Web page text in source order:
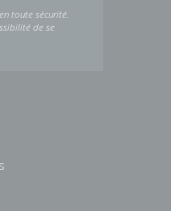
toute sécurité.
de se